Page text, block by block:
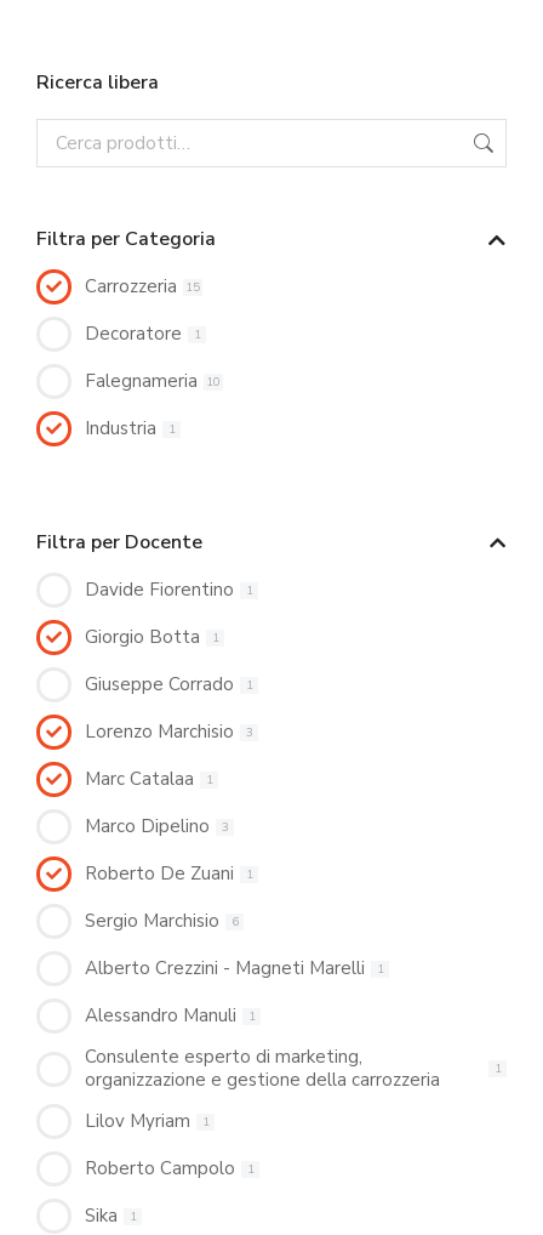
Ricerca libera
Filtra per Categoria
Carrozzeria 15
Decoratore 1
Falegnameria 10
Industria 1
Filtra per Docente
Davide Fiorentino 1
Giorgio Botta 1
Giuseppe Corrado 1
Lorenzo Marchisio 3
Marc Catalaa 1
Marco Dipelino 3
Roberto De Zuani 1
Sergio Marchisio 6
Alberto Crezzini - Magneti Marelli 1
Alessandro Manuli 1
Consulente esperto di marketing,
organizzazione e gestione della carrozzeria
1
Lilov Myriam 1
Roberto Campolo 1
Sika 1